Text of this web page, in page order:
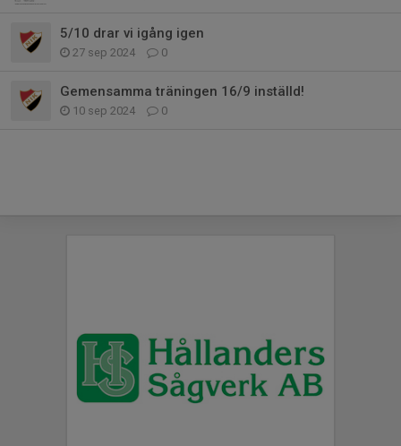
5/10 drar vi igång igen
27 sep 2024 0
Gemensamma träningen 16/9 inställd!
10 sep 2024 0